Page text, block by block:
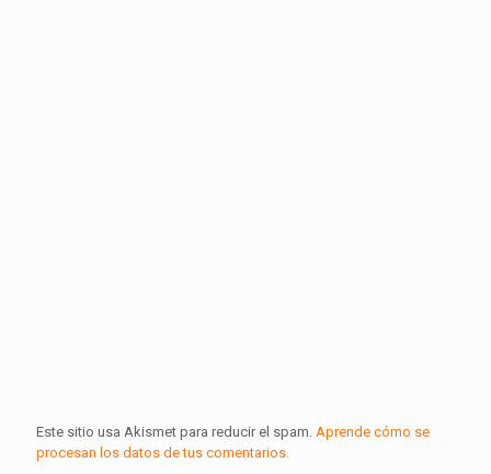
Este sitio usa Akismet para reducir el spam. Aprende cómo se
procesan los datos de tus comentarios.